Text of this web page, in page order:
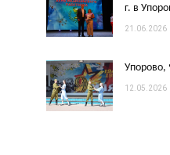
г. в
21.06.2026
Упорово,
12.05.2026